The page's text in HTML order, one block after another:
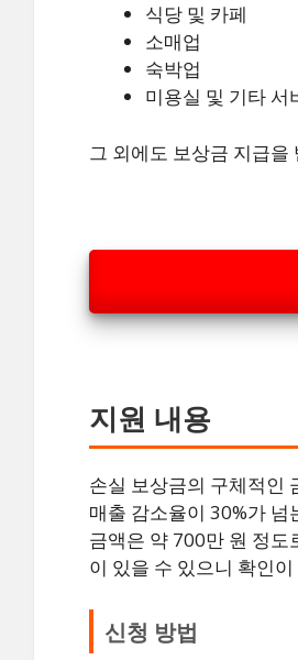
식당 및 카페
소매업
숙박업
미용실 및 기타 서
그 외에도 보상금 지급
지원 내용
손실 보상금의 구체적인
매출 감소율이 30%가
금액은 약 700만 원 정도
이 있을 수 있으니 확인
신청 방법